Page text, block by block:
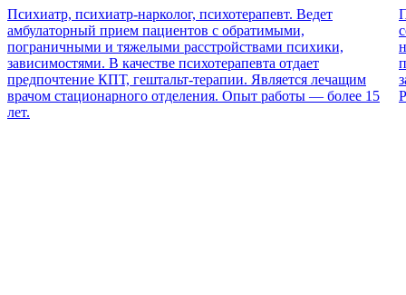
Психиатр, психиатр-нарколог, психотерапевт. Ведет
амбулаторный прием пациентов с обратимыми,
пограничными и тяжелыми расстройствами психики,
зависимостями. В качестве психотерапевта отдает
предпочтение КПТ, гештальт-терапии. Является лечащим
врачом стационарного отделения. Опыт работы — более 15
лет.